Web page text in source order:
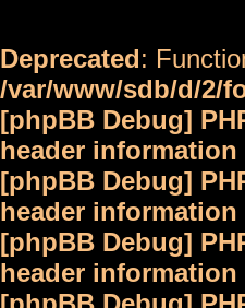
Deprecated:
/var/www/sdb/d/2/
[phpBB Debug]
header
[phpBB Debug]
header
[phpBB Debug]
header